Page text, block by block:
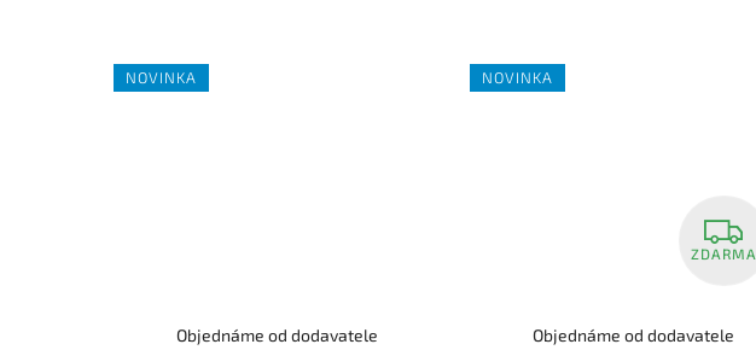
NOVINKA
Objednáme od dodavatele
NOVINKA
ZDARMA
Objednáme od dodavatele